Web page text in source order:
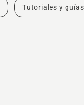
Tutoriales y guías